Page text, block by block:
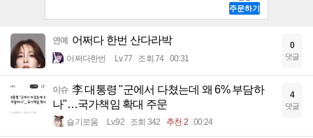
연예 어쩌다 한번 산다라박
어쩌다한번 Lv.77 조회 74 00:31
0
댓글
이슈 李 대통령 "군에서 다쳤는데 왜 6% 부담하
나"…국가책임 확대 주문
슬기로움 Lv.92 조회 342 추천 2 00:24
4
댓글